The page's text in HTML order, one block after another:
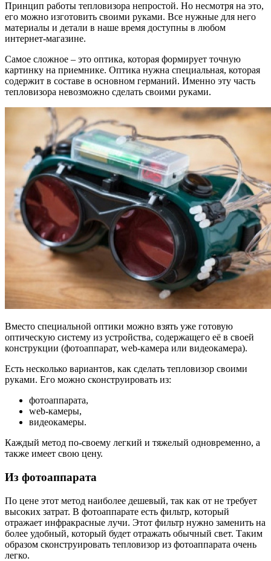
Принцип работы тепловизора непростой. Но несмотря на это,
его можно изготовить своими руками. Все нужные для него
материалы и детали в наше время доступны в любом
интернет-магазине.
Самое сложное – это оптика, которая формирует точную
картинку на приемнике. Оптика нужна специальная, которая
содержит в составе в основном германий. Именно эту часть
тепловизора невозможно сделать своими руками.
Вместо специальной оптики можно взять уже готовую
оптическую систему из устройства, содержащего её в своей
конструкции (фотоаппарат, web-камера или видеокамера).
Есть несколько вариантов, как сделать тепловизор своими
руками. Его можно сконструировать из:
фотоаппарата,
web-камеры,
видеокамеры.
Каждый метод по-своему легкий и тяжелый одновременно, а
также имеет свою цену.
Из фотоаппарата
По цене этот метод наиболее дешевый, так как от не требует
высоких затрат. В фотоаппарате есть фильтр, который
отражает инфракрасные лучи. Этот фильтр нужно заменить на
более удобный, который будет отражать обычный свет. Таким
образом сконструировать тепловизор из фотоаппарата очень
легко.